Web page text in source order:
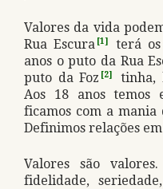
Valores da vida
Rua Escura [1]
terá os
anos o puto da Rua
puto da Foz [2]
tinha,
Aos 18 anos temos
ficamos com a mania
Definimos relações
Valores são
fidelidade,